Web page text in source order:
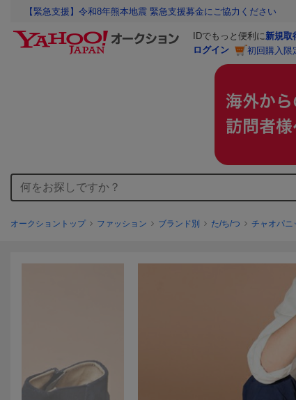
【緊急支援】令和8年熊本地震 緊急支援募金にご協力ください
IDでもっと便利に新規取
ログイン
初回購入限
オークショントップ ファッション ブランド別 た/ち/つ チャオパニ